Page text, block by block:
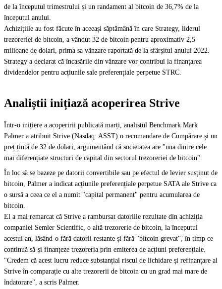
de la începutul trimestrului și un randament al bitcoin de 36,7% de la
începutul anului.
Achizițiile au fost făcute în aceeași săptămână în care Strategy, liderul
trezoreriei de bitcoin, a vândut 32 de bitcoin pentru aproximativ 2,5
milioane de dolari, prima sa vânzare raportată de la sfârșitul anului 2022.
Strategy a declarat că încasările din vânzare vor contribui la finanțarea
dividendelor pentru acțiunile sale preferențiale perpetue STRC.
Analiștii inițiază acoperirea Strive
Într-o inițiere a acoperirii publicată marți, analistul Benchmark Mark
Palmer a atribuit Strive (Nasdaq: ASST) o recomandare de Cumpărare și un
preț țintă de 32 de dolari, argumentând că societatea are "una dintre cele
mai diferențiate structuri de capital din sectorul trezoreriei de bitcoin".
În loc să se bazeze pe datorii convertibile sau pe efectul de levier susținut de
bitcoin, Palmer a indicat acțiunile preferențiale perpetue SATA ale Strive ca
o sursă a ceea ce el a numit "capital permanent" pentru acumularea de
bitcoin.
El a mai remarcat că Strive a rambursat datoriile rezultate din achiziția
companiei Semler Scientific, o altă trezorerie de bitcoin, la începutul
acestui an, lăsând-o fără datorii restante și fără "bitcoin grevat", în timp ce
continuă să-și finanțeze trezoreria prin emiterea de acțiuni preferențiale.
"Credem că acest lucru reduce substanțial riscul de lichidare și refinanțare al
Strive în comparație cu alte trezorerii de bitcoin cu un grad mai mare de
îndatorare", a scris Palmer.